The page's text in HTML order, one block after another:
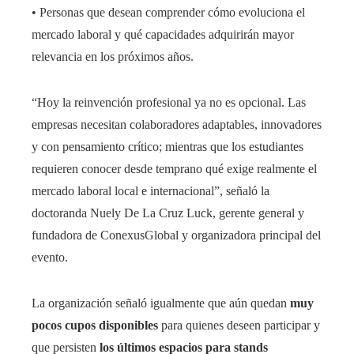
• Personas que desean comprender cómo evoluciona el
mercado laboral y qué capacidades adquirirán mayor
relevancia en los próximos años.
“Hoy la reinvención profesional ya no es opcional. Las
empresas necesitan colaboradores adaptables, innovadores
y con pensamiento crítico; mientras que los estudiantes
requieren conocer desde temprano qué exige realmente el
mercado laboral local e internacional”, señaló la
doctoranda Nuely De La Cruz Luck, gerente general y
fundadora de ConexusGlobal y organizadora principal del
evento.
La organización señaló igualmente que aún quedan muy
pocos cupos disponibles para quienes deseen participar y
que persisten los últimos espacios para stands